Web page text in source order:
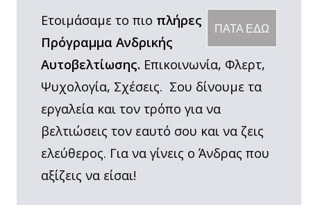
ΠΑΤΑ ΕΔΩ
Ετοιμάσαμε το πιο πλήρες
Πρόγραμμα Ανδρικής
Αυτοβελτίωσης. Επικοινωνία, Φλερτ,
Ψυχολογία, Σχέσεις. Σου δίνουμε τα
εργαλεία και τον τρόπο για να
βελτιώσεις τον εαυτό σου και να ζεις
ελεύθερος. Για να γίνεις ο Άνδρας που
αξίζεις να είσαι!